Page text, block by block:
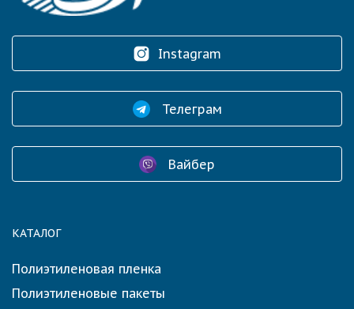
Instagram
Телеграм
Вайбер
КАТАЛОГ
Полиэтиленовая пленка
Полиэтиленовые пакеты